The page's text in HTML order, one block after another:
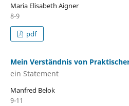
Maria Elisabeth Aigner
8-9
pdf
Mein Verständnis von
ein Statement
Manfred Belok
9-11